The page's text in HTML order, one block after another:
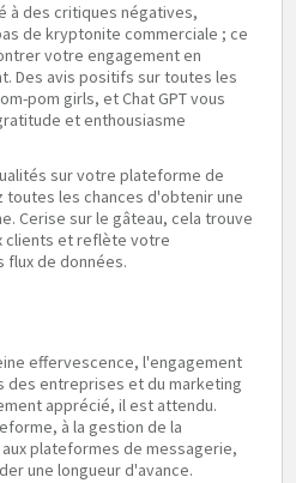
à des critiques négatives,
de kryptonite commerciale ; ce
votre engagement en
Des avis positifs sur toutes les
pom girls, et Chat GPT vous
et enthousiasme
sur votre plateforme de
toutes les chances d'obtenir une
Cerise sur le gâteau, cela trouve
clients et reflète votre
flux de données.
effervescence, l'engagement
des entreprises et du marketing
apprécié, il est attendu.
à la gestion de la
plateformes de messagerie,
une longueur d'avance.